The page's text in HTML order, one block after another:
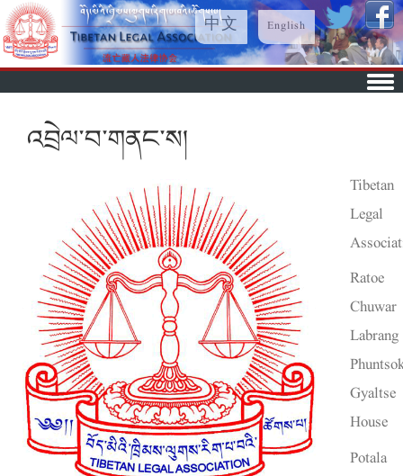
中文 English
འབྲེལ་བ་གནང་ས།
Tibetan
Legal
Ratoe
Chuwar
Labrang
Gyaltse
House
Potala